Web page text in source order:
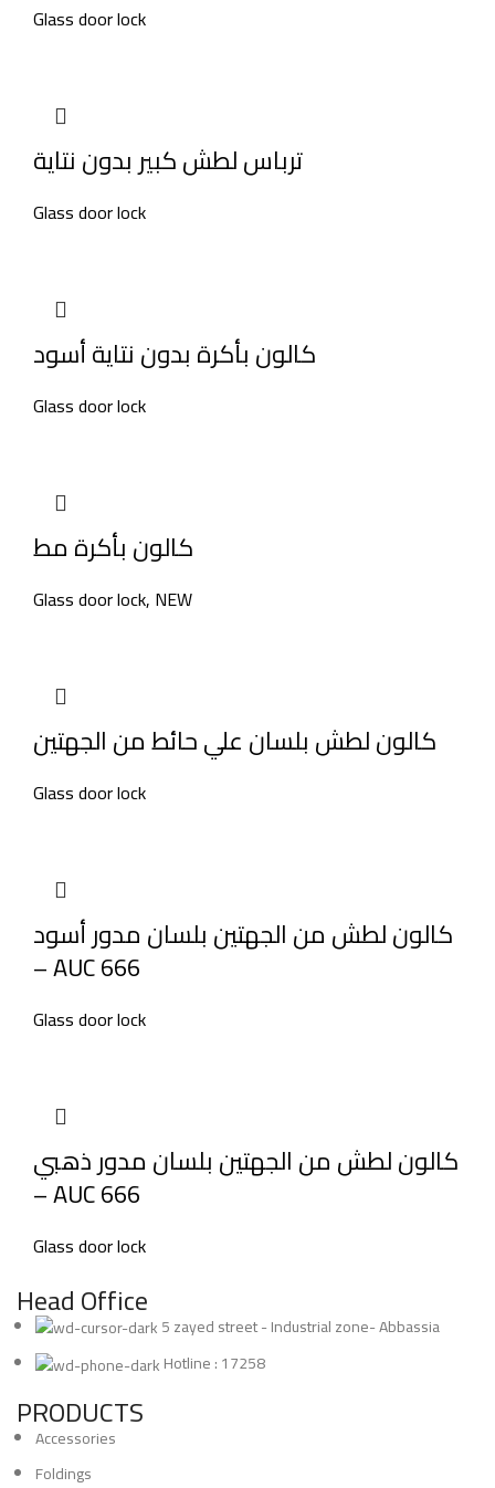
Glass door lock
ترباس لطش كبير بدون نتاية
Glass door lock
كالون بأكرة بدون نتاية أسود
Glass door lock
كالون بأكرة مط
Glass door lock, NEW
كالون لطش بلسان علي حائط من الجهتين
Glass door lock
كالون لطش من الجهتين بلسان مدور أسود
– AUC 666
Glass door lock
كالون لطش من الجهتين بلسان مدور ذهبي
– AUC 666
Glass door lock
Head Office
5 zayed street - Industrial zone- Abbassia
Hotline : 17258
PRODUCTS
Accessories
Foldings